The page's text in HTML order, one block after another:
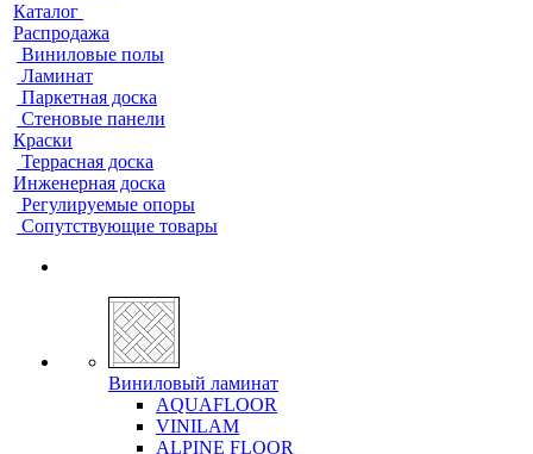
Каталог
Распродажа
Виниловые полы
Ламинат
Паркетная доска
Стеновые панели
Краски
Террасная доска
Инженерная доска
Регулируемые опоры
Сопутствующие товары
Виниловый ламинат
AQUAFLOOR
VINILAM
ALPINE FLOOR